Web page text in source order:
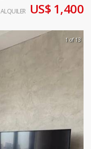
ALQUILER US$ 1,400
1 of 13